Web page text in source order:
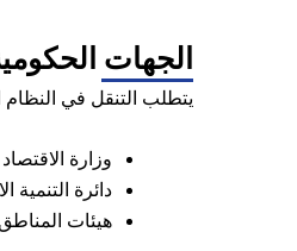
الجهات
يتطلب التنقل في النظام
وزارة
دائرة التنمية
هيئات